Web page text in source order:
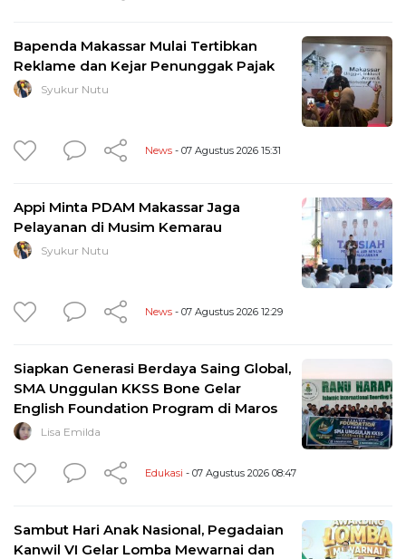
Bapenda Makassar Mulai Tertibkan
Reklame dan Kejar Penunggak Pajak
Syukur Nutu
News - 07 Agustus 2026 15:31
Appi Minta PDAM Makassar Jaga
Pelayanan di Musim Kemarau
Syukur Nutu
News - 07 Agustus 2026 12:29
Siapkan Generasi Berdaya Saing Global,
SMA Unggulan KKSS Bone Gelar
English Foundation Program di Maros
Lisa Emilda
Edukasi - 07 Agustus 2026 08:47
Sambut Hari Anak Nasional, Pegadaian
Kanwil VI Gelar Lomba Mewarnai dan